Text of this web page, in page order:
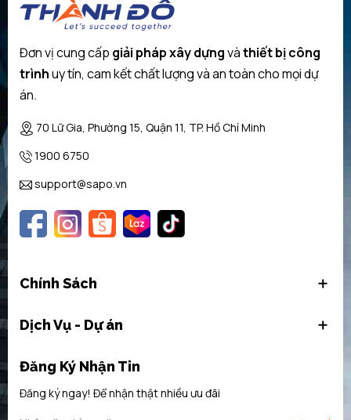
Đơn vị cung cấp giải pháp xây dựngvàthiết bị công
trìnhuy tín, cam kết chất lượng và an toàn cho mọi dự
án.
70 Lữ Gia, Phường 15, Quận 11, TP. Hồ Chí Minh
1900 6750
support@sapo.vn
Chính Sách
Dịch Vụ - Dự án
Đăng Ký Nhận Tin
Đăng ký ngay! Để nhận thật nhiều ưu đãi